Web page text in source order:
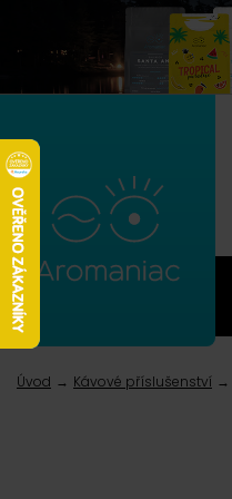
Úvod Kávové příslušenství